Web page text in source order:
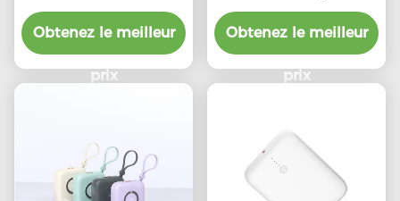
plus léger 10000mah
Power Bank avec
PD22.5W de sortie
Obtenez le meilleur
prix
Powerbank, Portable
léger 10000mah
Obtenez le meilleur
prix